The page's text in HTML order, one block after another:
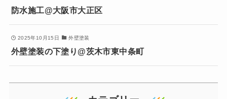
防水施工@大阪市大正区
2025年10月15日 外壁塗装
外壁塗装の下塗り@茨木市東中条町